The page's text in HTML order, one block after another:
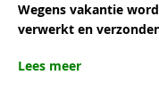
Wegens vakantie
verwerkt en
Lees meer